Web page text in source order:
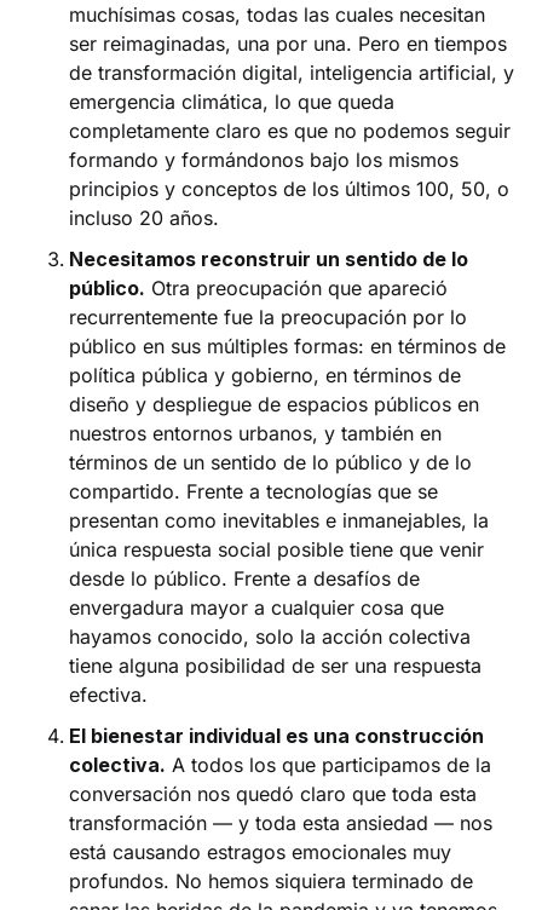
muchísimas cosas, todas las cuales necesitan
ser reimaginadas, una por una. Pero en tiempos
de transformación digital, inteligencia artificial, y
emergencia climática, lo que queda
completamente claro es que no podemos seguir
formando y formándonos bajo los mismos
principios y conceptos de los últimos 100, 50, o
incluso 20 años.
Necesitamos reconstruir un sentido de lo
público. Otra preocupación que apareció
recurrentemente fue la preocupación por lo
público en sus múltiples formas: en términos de
política pública y gobierno, en términos de
diseño y despliegue de espacios públicos en
nuestros entornos urbanos, y también en
términos de un sentido de lo público y de lo
compartido. Frente a tecnologías que se
presentan como inevitables e inmanejables, la
única respuesta social posible tiene que venir
desde lo público. Frente a desafíos de
envergadura mayor a cualquier cosa que
hayamos conocido, solo la acción colectiva
tiene alguna posibilidad de ser una respuesta
efectiva.
El bienestar individual es una construcción
colectiva. A todos los que participamos de la
conversación nos quedó claro que toda esta
transformación — y toda esta ansiedad — nos
está causando estragos emocionales muy
profundos. No hemos siquiera terminado de